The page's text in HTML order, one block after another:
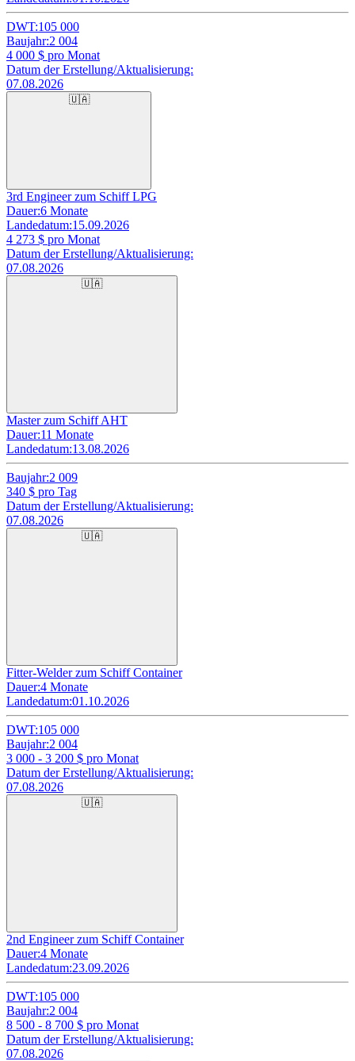
DWT:105 000
Baujahr:2 004
4 000 $ pro Monat
Datum der Erstellung/Aktualisierung:
07.08.2026
🇺🇦
3rd Engineer zum Schiff LPG
Dauer:6 Monate
Landedatum:15.09.2026
4 273 $ pro Monat
Datum der Erstellung/Aktualisierung:
07.08.2026
🇺🇦
Master zum Schiff AHT
Dauer:11 Monate
Landedatum:13.08.2026
Baujahr:2 009
340 $ pro Tag
Datum der Erstellung/Aktualisierung:
07.08.2026
🇺🇦
Fitter-Welder zum Schiff Container
Dauer:4 Monate
Landedatum:01.10.2026
DWT:105 000
Baujahr:2 004
3 000 - 3 200 $ pro Monat
Datum der Erstellung/Aktualisierung:
07.08.2026
🇺🇦
2nd Engineer zum Schiff Container
Dauer:4 Monate
Landedatum:23.09.2026
DWT:105 000
Baujahr:2 004
8 500 - 8 700 $ pro Monat
Datum der Erstellung/Aktualisierung:
07.08.2026